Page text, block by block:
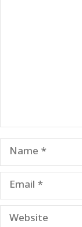
Name
Email
Website